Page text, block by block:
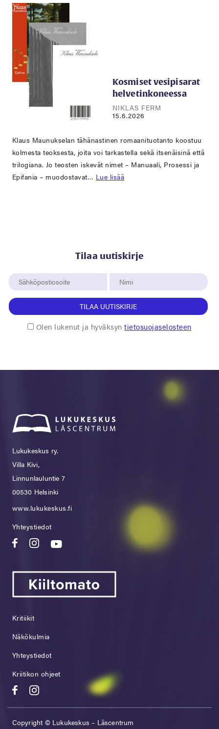
Kosmiset vesipisarat
helvetinkoneessa
NIKLAS FERM
15.6.2026
Klaus Maunukselan tähänastinen romaanituotanto koostuu
kolmesta teoksesta, joita voi tarkastella sekä itsenäisinä että
trilogiana. Jo teosten iskevät nimet – Manuaali, Prosessi ja
Epifania – muodostavat… Lue lisää
Tilaa uutiskirje
TILAA UUTISKIRJE
Olen lukenut ja hyväksyntietosuojaselosteen
Lukukeskus ry.
Villa Kivi,
Linnunlauluntie 7
00530 Helsinki
www.lukukeskus.fi
Yhteystiedot
Kritiikit
Näkökulmia
Yhteystiedot
Kriitikon ohjeet
Copyright © Lukukeskus – Läscentrum